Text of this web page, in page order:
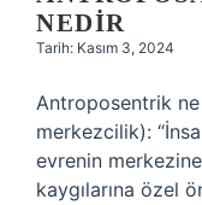
NEDIR
Tarih: Kasım 3, 2024
Antroposentrik
merkezcilik):
evrenin
kaygılarına özel